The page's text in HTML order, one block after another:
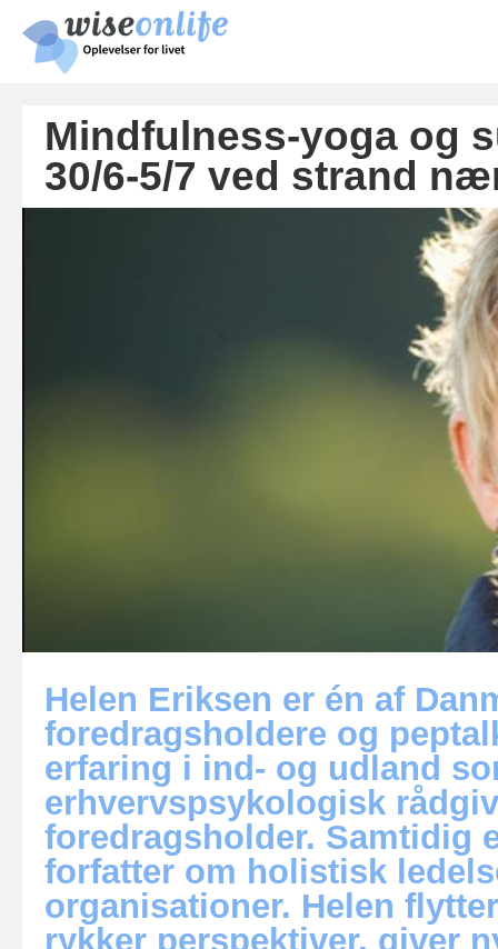
Mindfulness-yoga og
30/6-5/7 ved strand
Helen Eriksen er én af
foredragsholdere og
erfaring i ind- og udland
erhvervspsykologisk
foredragsholder. Samtidig
forfatter om holistisk
organisationer. Helen
rykker perspektiver, giver